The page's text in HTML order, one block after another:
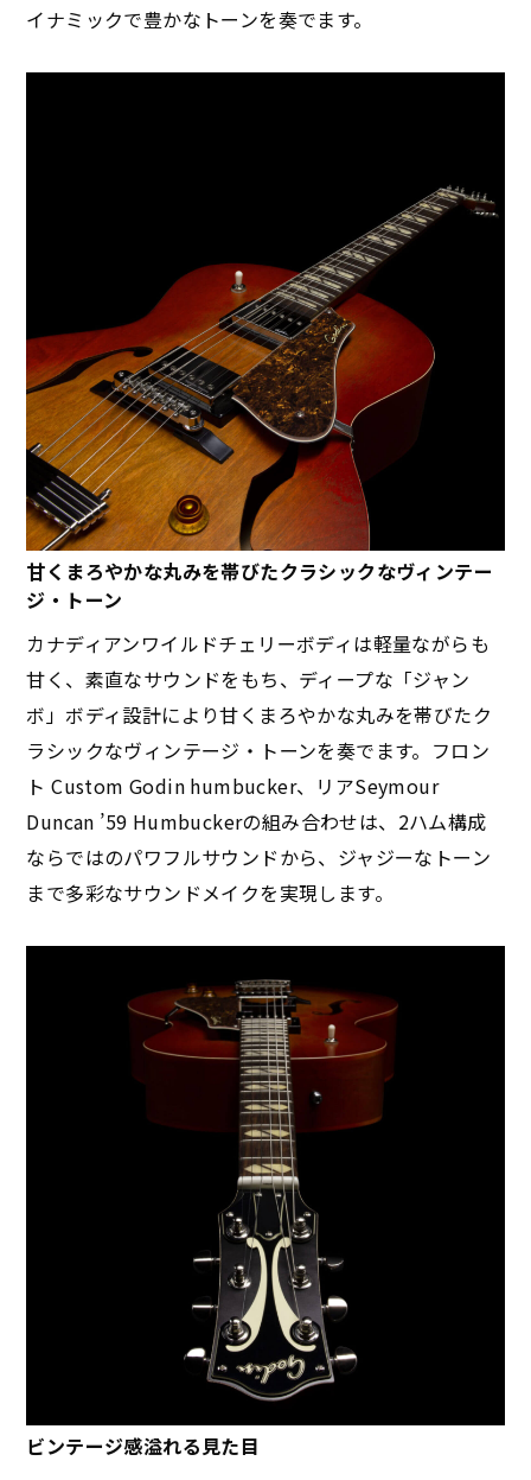
イナミックで豊かなトーンを奏でます。
甘くまろやかな丸みを帯びたクラシックなヴィンテー
ジ・トーン
カナディアンワイルドチェリーボディは軽量ながらも
甘く、素直なサウンドをもち、ディープな「ジャン
ボ」ボディ設計により甘くまろやかな丸みを帯びたク
ラシックなヴィンテージ・トーンを奏でます。フロン
ト Custom Godin humbucker、リアSeymour
Duncan ’59 Humbuckerの組み合わせは、2ハム構成
ならではのパワフルサウンドから、ジャジーなトーン
まで多彩なサウンドメイクを実現します。
ビンテージ感溢れる見た目